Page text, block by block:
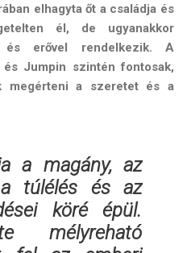
elhagyta őt a családja és
él, de ugyanakkor
és erővel rendelkezik. A
Jumpin szintén fontosak,
megérteni a szeretet és a
a magány, az
a túlélés és az
köré épül.
mélyreható